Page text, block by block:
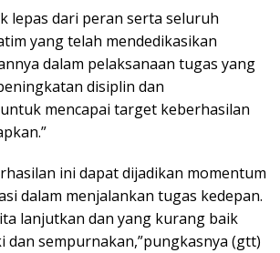
lepas dari peran serta seluruh
yang telah mendedikasikan
dalam pelaksanaan tugas yang
disiplin dan
mencapai target keberhasilan
ini dapat dijadikan momentum
dalam menjalankan tugas kedepan.
lanjutkan dan yang kurang baik
dan sempurnakan,”pungkasnya (gtt)